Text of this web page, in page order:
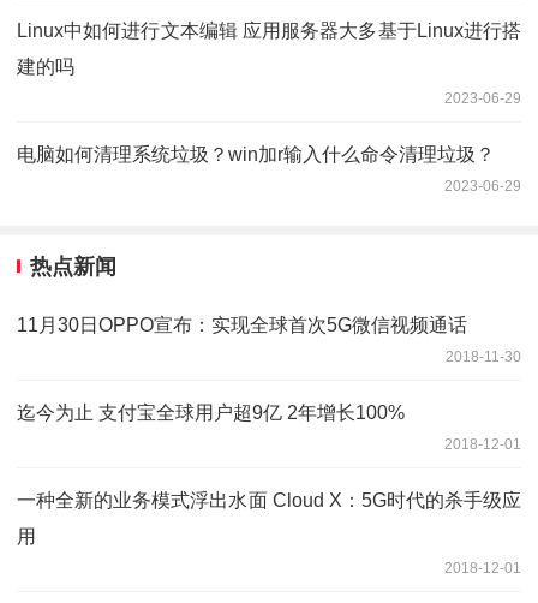
Linux中如何进行文本编辑 应用服务器大多基于Linux进行搭
建的吗
2023-06-29
电脑如何清理系统垃圾？win加r输入什么命令清理垃圾？
2023-06-29
热点新闻
11月30日OPPO宣布：实现全球首次5G微信视频通话
2018-11-30
迄今为止 支付宝全球用户超9亿 2年增长100%
2018-12-01
一种全新的业务模式浮出水面 Cloud X：5G时代的杀手级应
用
2018-12-01